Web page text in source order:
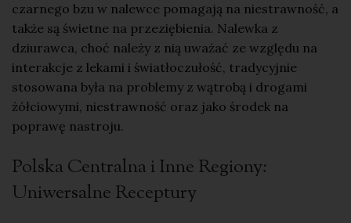
czarnego bzu w nalewce pomagają na niestrawność, a
także są świetne na przeziębienia. Nalewka z
dziurawca, choć należy z nią uważać ze względu na
interakcje z lekami i światłoczułość, tradycyjnie
stosowana była na problemy z wątrobą i drogami
żółciowymi, niestrawność oraz jako środek na
poprawę nastroju.
Polska Centralna i Inne Regiony:
Uniwersalne Receptury